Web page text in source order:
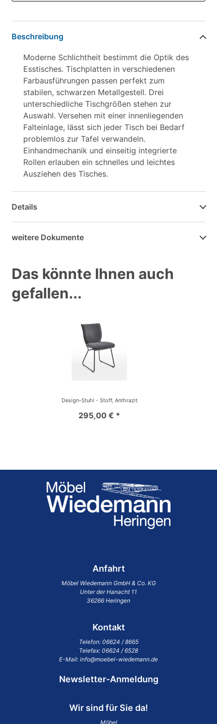
Beschreibung
Moderne Schlichtheit bestimmt die Optik des
Esstisches. Tischplatten in verschiedenen
Farbausführungen passen perfekt zum
stabilen, schwarzen Metallgestell. Drei
unterschiedliche Tischgrößen stehen zur
Auswahl. Versehen mit einer innenliegenden
Falteinlage, lässt sich jeder Tisch bei Bedarf
problemlos zur Tafel verwandeln.
Einhandmechanik und einseitig integrierte
Rollen erlauben ein schnelles und leichtes
Ausziehen des Tisches.
Details
weitere Dokumente
Das könnte Ihnen auch
gefallen...
Design-Stuhl - Stoff, Anthrazit
295,00 € *
Anfahrt
Möbel Wiedemann GmbH & Co. KG
Unter der Hanacht 11
36266 Heringen
Kontakt
Telefon: 06624 / 8665
Telefax: 06624 / 6528
E-Mail: info@moebel-wiedemann.de
Newsletter-Anmeldung
Wir sind für Sie da!
Möbel